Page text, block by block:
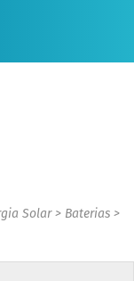
Solar> Baterias >